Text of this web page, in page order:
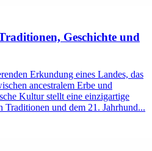
Geschichte und
Erkundung eines Landes, das
ancestralem Erbe und
Kultur stellt eine einzigartige
Traditionen und dem 21. Jahrhund...